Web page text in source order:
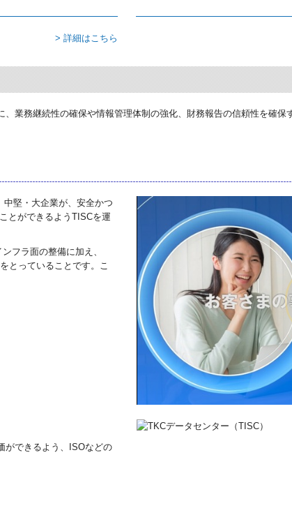
> 詳細はこちら
業務継続性の確保や情報管理体制の強化、財務報告の信頼性を確
堅・大企業が、安全かつ
とができるようTISCを運
フラ面の整備に加え、
とっていることです。こ
ができるよう、ISOなどの